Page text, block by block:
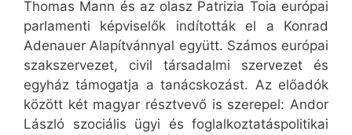
Thomas Mann és az olasz Patrizia Toia európai
parlamenti képviselők indították el a Konrad
Adenauer Alapítvánnyal együtt. Számos európai
szakszervezet, civil társadalmi szervezet és
egyház támogatja a tanácskozást. Az előadók
között két magyar résztvevő is szerepel: Andor
László szociális ügyi és foglalkoztatáspolitikai